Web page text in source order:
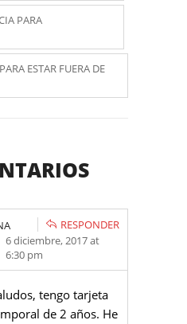
PARA
ESTAR FUERA DE
RESPONDER
6 diciembre, 2017 at
6:30 pm
tengo tarjeta
de 2 años. He